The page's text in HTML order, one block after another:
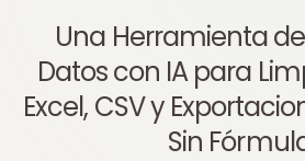
Una Herramienta
Datos con IA para
Excel, CSV y
Sin